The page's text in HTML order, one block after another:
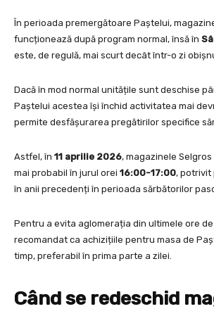
În perioada premergătoare Paștelui,
funcționează după program normal, însă în
este, de regulă, mai scurt decât într-o zi
Dacă în mod normal unitățile sunt deschise
Paștelui acestea își închid activitatea mai
permite desfășurarea pregătirilor specifice
Astfel, în 11 aprilie 2026, magazinele
mai probabil în jurul orei 16:00-17:00, potrivit
în anii precedenți în perioada sărbătorilor
Pentru a evita aglomerația din ultimele ore
recomandat ca achizițiile pentru masa de
timp, preferabil în prima parte a zilei.
Când se redeschid